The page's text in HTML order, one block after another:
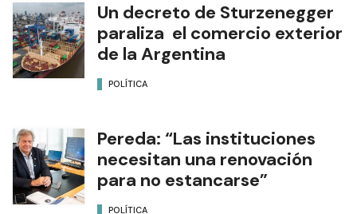
Un decreto de Sturzenegger
paraliza el comercio exterior
de la Argentina
POLÍTICA
Pereda: “Las instituciones
necesitan una renovación
para no estancarse”
POLÍTICA